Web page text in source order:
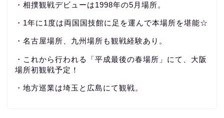
・相撲観戦デビューは1998年の5月場所。
・1年に1度は両国国技館に足を運んで本場所を堪能☆
・名古屋場所、九州場所も観戦経験あり。
・これから行われる「平成最後の春場所」にて、大阪
場所初観戦予定！
・地方巡業は埼玉と広島にて観戦。